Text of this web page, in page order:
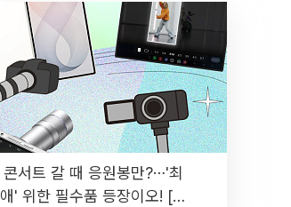
콘서트 갈 때 응원봉만?⋯'최
애' 위한 필수품 등장이오! [솔